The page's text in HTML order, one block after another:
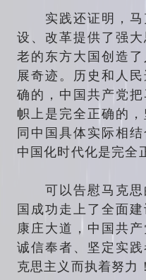
实践还证明，马
设、改革提供了强
老的东方大国创造
展奇迹。历史和人
确的，中国共产党
帜上是完全正确的
同中国具体实际相
中国化时代化是完全
可以告慰马克思
国成功走上了全面
康庄大道，中国共
诚信奉者、坚定实
克思主义而执着努力！